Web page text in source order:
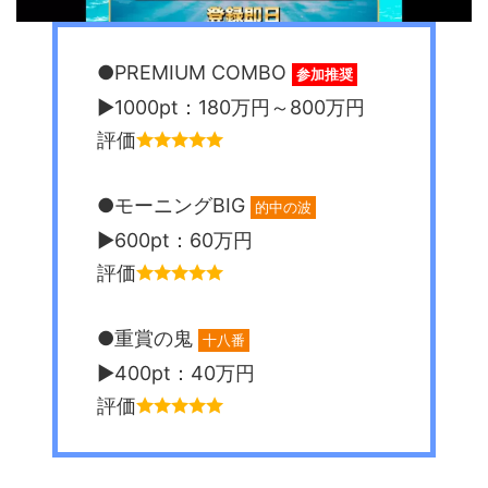
●PREMIUM COMBO 参加推奨
▶︎1000pt：180万円～800万円
評価
●モーニングBIG 的中の波
▶︎600pt：60万円
評価
●重賞の鬼 十八番
▶︎400pt：40万円
評価